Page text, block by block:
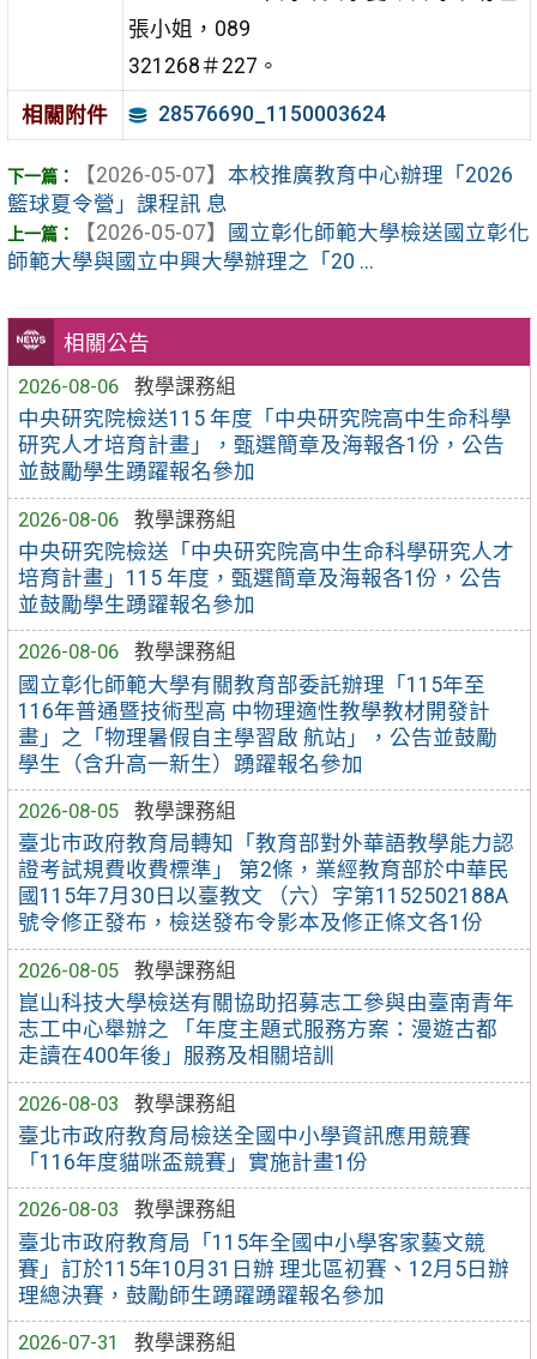
相關公告
2026-08-06
教學課務組
中央研究院檢送115 年度「中央研究院高中生命科學
研究人才培育計畫」，甄選簡章及海報各1份，公告
並鼓勵學生踴躍報名參加
2026-08-06
教學課務組
中央研究院檢送「中央研究院高中生命科學研究人才
培育計畫」115 年度，甄選簡章及海報各1份，公告
並鼓勵學生踴躍報名參加
2026-08-06
教學課務組
國立彰化師範大學有關教育部委託辦理「115年至
116年普通暨技術型高 中物理適性教學教材開發計
畫」之「物理暑假自主學習啟 航站」，公告並鼓勵
學生（含升高一新生）踴躍報名參加
2026-08-05
教學課務組
臺北市政府教育局轉知「教育部對外華語教學能力認
證考試規費收費標準」 第2條，業經教育部於中華民
國115年7月30日以臺教文 （六）字第1152502188A
號令修正發布，檢送發布令影本及修正條文各1份
2026-08-05
教學課務組
崑山科技大學檢送有關協助招募志工參與由臺南青年
志工中心舉辦之 「年度主題式服務方案：漫遊古都
走讀在400年後」服務及相關培訓
2026-08-03
教學課務組
臺北市政府教育局檢送全國中小學資訊應用競賽
「116年度貓咪盃競賽」實施計畫1份
2026-08-03
教學課務組
臺北市政府教育局「115年全國中小學客家藝文競
賽」訂於115年10月31日辦 理北區初賽、12月5日辦
理總決賽，鼓勵師生踴躍踴躍報名參加
2026-07-31
教學課務組
張小姐，089
321268＃227。
相關附件 28576690_1150003624
【2026-05-07】 本校推廣教育中心辦理「2026
籃球夏令營」課程訊 息
【2026-05-07】
國立彰化師範大學檢送國立彰化
師範大學與國立中興大學辦理之「20 ...